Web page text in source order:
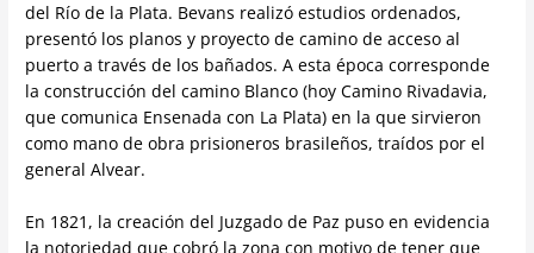
del Río de la Plata. Bevans realizó estudios ordenados,
presentó los planos y proyecto de camino de acceso al
puerto a través de los bañados. A esta época corresponde
la construcción del camino Blanco (hoy Camino Rivadavia,
que comunica Ensenada con La Plata) en la que sirvieron
como mano de obra prisioneros brasileños, traídos por el
general Alvear.
En 1821, la creación del Juzgado de Paz puso en evidencia
la notoriedad que cobró la zona con motivo de tener que